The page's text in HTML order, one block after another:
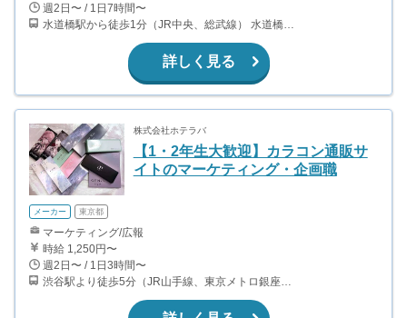
週2日〜 / 1日7時間〜
水道橋駅から徒歩1分（JR中央、総武線） 水道橋駅から徒歩6分（都営三田線）
詳しく見る
株式会社ホテラバ
【1・2年生大歓迎】カラコン通販サ
イトのマーケティング・企画職
メーカー 東京都
マーケティング/広報
時給 1,250円〜
週2日〜 / 1日3時間〜
渋谷駅より徒歩5分（JR山手線、東京メトロ銀座・半蔵門・副都心線）